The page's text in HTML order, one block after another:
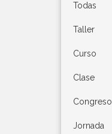
Todas
Taller
Curso
Clase
Congreso
Jornada